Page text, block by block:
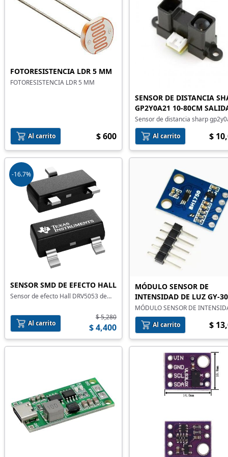
FOTORESISTENCIA LDR 5 MM
FOTORESISTENCIA LDR 5 MM
Al carrito $ 600
SENSOR DE DISTANCIA
GP2Y0A21 10-80CM
ANALÓGICA 5V
Sensor de distancia sharp
con salida analógica para
ADC. Ideal para robótica y
automatización. Integración con
Arduino, ESP32 y ADC
Al carrito $
-16.7%
SENSOR SMD DE EFECTO HALL
Sensor de efecto Hall DRV5053 de
Al carrito
$ 5,280
$ 4,400
MÓDULO SENSOR DE
INTENSIDAD DE LUZ GY-
BH1750
MÓDULO SENSOR DE
DE LUZ GY-302 BH1750
Al carrito
$